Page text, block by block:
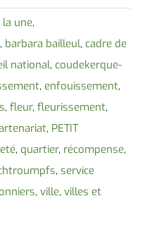
la une,
, barbara bailleul, cadre de
national, coudekerque-
, enfouissement,
, fleur, fleurissement,
, PETIT
, quartier, récompense,
, service
, ville, villes et